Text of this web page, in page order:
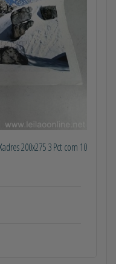
200x275 3 Pct com 10